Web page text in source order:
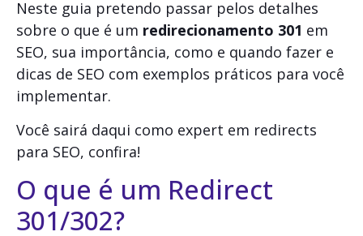
Neste guia pretendo passar pelos detalhes
sobre o que é um redirecionamento 301 em
SEO, sua importância, como e quando fazer e
dicas de SEO com exemplos práticos para você
implementar.
Você sairá daqui como expert em redirects
para SEO, confira!
O que é um Redirect
301/302?